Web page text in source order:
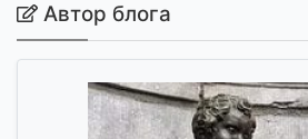
Автор блога